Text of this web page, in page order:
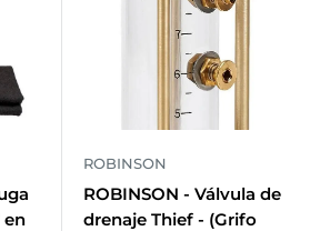
en
ROBINSON
ROBINSON - Válvula de
drenaje Thief - (Grifo